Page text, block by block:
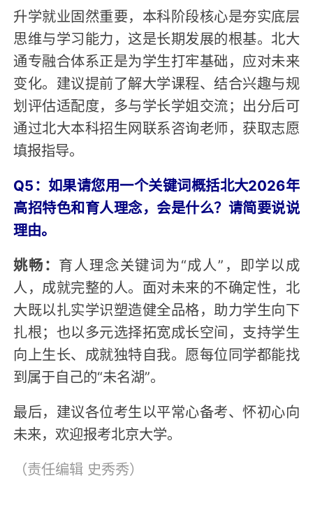
升学就业固然重要，本科阶段核心是夯实底层
思维与学习能力，这是长期发展的根基。北大
通专融合体系正是为学生打牢基础，应对未来
变化。建议提前了解大学课程、结合兴趣与规
划评估适配度，多与学长学姐交流；出分后可
通过北大本科招生网联系咨询老师，获取志愿
填报指导。
Q5：如果请您用一个关键词概括北大2026年
高招特色和育人理念，会是什么？请简要说说
理由。
姚畅： 育人理念关键词为“成人”，即学以成
人，成就完整的人。面对未来的不确定性，北
大既以扎实学识塑造健全品格，助力学生向下
扎根；也以多元选择拓宽成长空间，支持学生
向上生长、成就独特自我。愿每位同学都能找
到属于自己的“未名湖”。
最后，建议各位考生以平常心备考、怀初心向
未来，欢迎报考北京大学。
（责任编辑 史秀秀）